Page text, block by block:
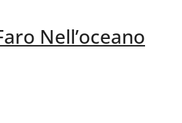
Nell’oceano